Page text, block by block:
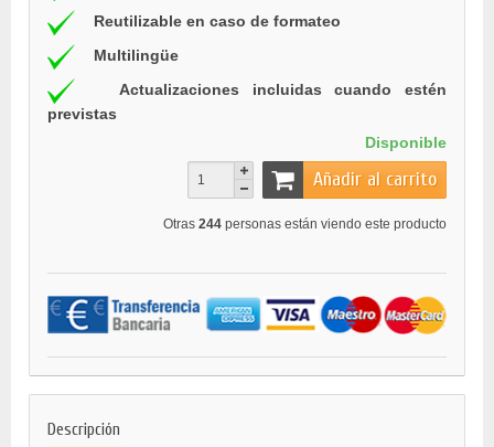
Reutilizable en caso de formateo
Multilingüe
Actualizaciones incluidas cuando estén
previstas
Disponible
Añadir al carrito
Otras 244 personas están viendo este producto
Descripción